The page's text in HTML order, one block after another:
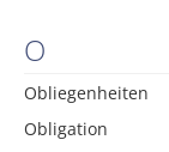
O
Obliegenheiten
Obligation